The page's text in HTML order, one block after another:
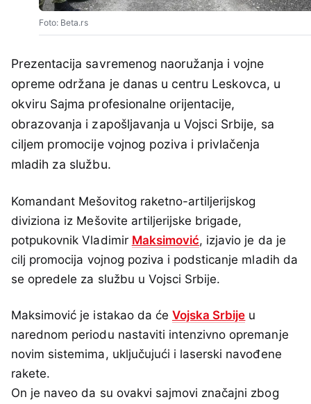
Foto: Beta.rs
Prezentacija savremenog naoružanja i vojne
opreme održana je danas u centru Leskovca, u
okviru Sajma profesionalne orijentacije,
obrazovanja i zapošljavanja u Vojsci Srbije, sa
ciljem promocije vojnog poziva i privlačenja
mladih za službu.
Komandant Mešovitog raketno-artiljerijskog
diviziona iz Mešovite artiljerijske brigade,
potpukovnik Vladimir Maksimović, izjavio je da je
cilj promocija vojnog poziva i podsticanje mladih da
se opredele za službu u Vojsci Srbije.
Maksimović je istakao da će Vojska Srbije u
narednom periodu nastaviti intenzivno opremanje
novim sistemima, uključujući i laserski navođene
rakete.
On je naveo da su ovakvi sajmovi značajni zbog